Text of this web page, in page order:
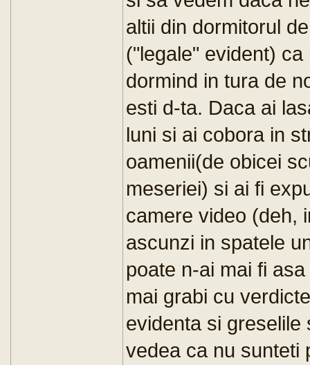
altii din dormitorul
("legale" evident)
dormind in tura de
esti d-ta. Daca ai
luni si ai cobora in
oamenii(de obicei
meseriei) si ai fi
camere video (deh,
ascunzi in spatele
poate n-ai mai fi
mai grabi cu
evidenta si
vedea ca nu sunteti